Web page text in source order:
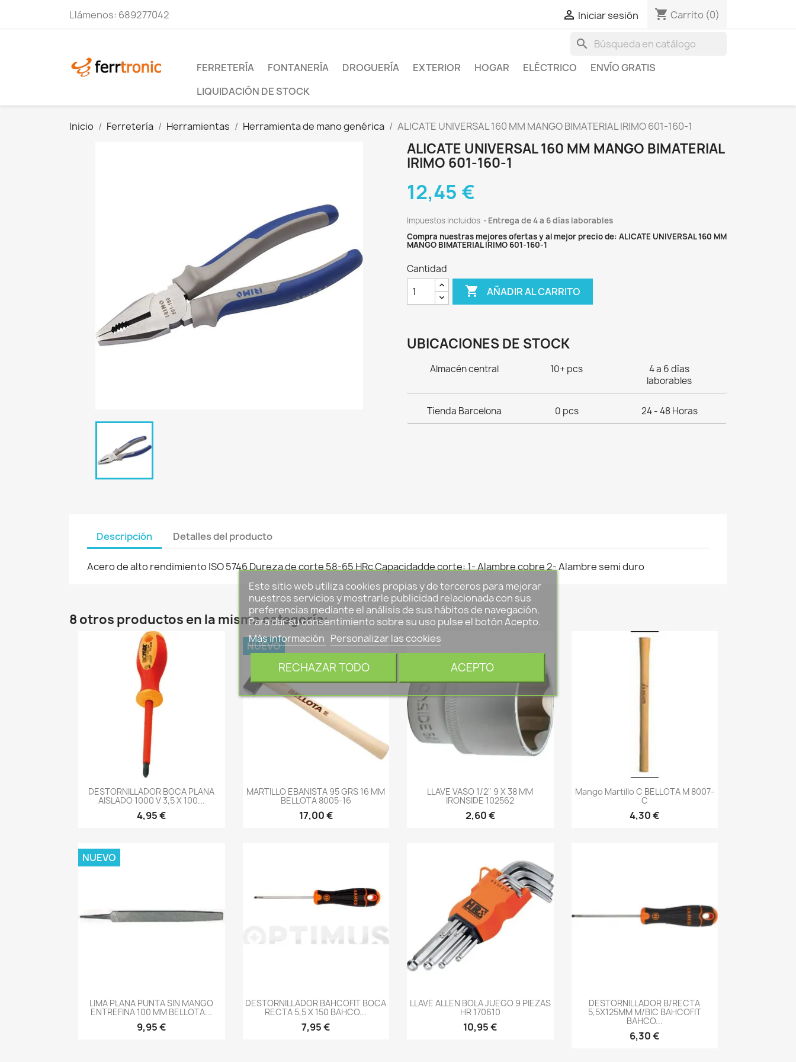
Llámenos: 689277042  Iniciar sesión shopping_cart Carrito (0)
search
FERRETERÍA FONTANERÍA DROGUERÍA EXTERIOR HOGAR ELÉCTRICO
ENVÍO GRATIS
LIQUIDACIÓN DE STOCK
Inicio Ferretería Herramientas Herramienta de mano genérica ALICATE UNIVERSAL 160 MM MANGO BIMATERIAL IRIMO 601-160-1
ALICATE UNIVERSAL 160 MM MANGO BIMATERIAL
IRIMO 601-160-1
12,45 €
Impuestos incluidos
Entrega de 4 a 6 días laborables
Compra nuestras mejores ofertas y al mejor precio de: ALICATE UNIVERSAL 160 MM
MANGO BIMATERIAL IRIMO 601-160-1
Cantidad
 AÑADIR AL CARRITO
UBICACIONES DE STOCK
Almacén central 10+ pcs
4 a 6 días
laborables
Tienda Barcelona 0 pcs 24 - 48 Horas
Descripción Detalles del producto
Acero de alto rendimiento ISO 5746 Dureza de corte 58-65 HRc Capacidadde corte: 1- Alambre cobre 2- Alambre semi duro
8 otros productos en la misma categoría:
-->
DESTORNILLADOR BOCA PLANA
AISLADO 1000 V 3,5 X 100...
4,95 €
-->
MARTILLO EBANISTA 95 GRS 16 MM
BELLOTA 8005-16
17,00 €
NUEVO
-->
LLAVE VASO 1/2" 9 X 38 MM
IRONSIDE 102562
2,60 €
-->
Mango Martillo C BELLOTA M 8007-
C
4,30 €
-->
LIMA PLANA PUNTA SIN MANGO
ENTREFINA 100 MM BELLOTA...
9,95 €
NUEVO
-->
DESTORNILLADOR BAHCOFIT BOCA
RECTA 5,5 X 150 BAHCO...
7,95 €
-->
LLAVE ALLEN BOLA JUEGO 9 PIEZAS
HR 170610
10,95 €
-->
DESTORNILLADOR B/RECTA
5,5X125MM M/BIC BAHCOFIT
BAHCO...
6,30 €
Este sitio web utiliza cookies propias y de terceros para mejorar
nuestros servicios y mostrarle publicidad relacionada con sus
preferencias mediante el análisis de sus hábitos de navegación.
Para dar su consentimiento sobre su uso pulse el botón Acepto.
Más información Personalizar las cookies
RECHAZAR TODO ACEPTO